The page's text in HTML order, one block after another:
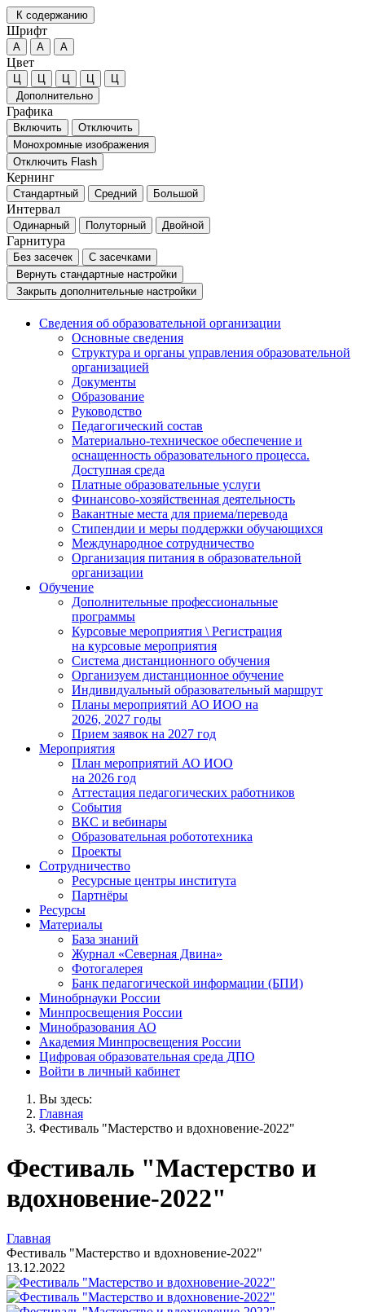
К содержанию
Шрифт
А А А
Цвет
Ц Ц Ц Ц
Ц
Дополнительно
Графика
Включить
Отключить
Монохромные изображения
Отключить Flash
Кернинг
Стандартный Средний Большой
Интервал
Одинарный Полуторный Двойной
Гарнитура
Без засечек
С засечками
Вернуть стандартные настройки
Закрыть дополнительные настройки
Сведения об образовательной организации
Основные сведения
Структура и органы управления образовательной
организацией
Документы
Образование
Руководство
Педагогический состав
Материально-техническое обеспечение и
оснащенность образовательного процесса.
Доступная среда
Платные образовательные услуги
Финансово-хозяйственная деятельность
Вакантные места для приема/перевода
Стипендии и меры поддержки обучающихся
Международное сотрудничество
Организация питания в образовательной
организации
Обучение
Дополнительные профессиональные
программы
Курсовые мероприятия \ Регистрация
на курсовые мероприятия
Система дистанционного обучения
Организуем дистанционное обучение
Индивидуальный образовательный маршрут
Планы мероприятий АО ИОО на
2026, 2027 годы
Прием заявок на 2027 год
Мероприятия
План мероприятий АО ИОО
на 2026 год
Аттестация педагогических работников
События
ВКС и вебинары
Образовательная робототехника
Проекты
Сотрудничество
Ресурсные центры института
Партнёры
Ресурсы
Материалы
База знаний
Журнал «Северная Двина»
Фотогалерея
Банк педагогической информации (БПИ)
Минобрнауки России
Минпросвещения России
Минобразования АО
Академия Минпросвещения России
Цифровая образовательная среда ДПО
Войти в личный кабинет
Вы здесь:
Главная
Фестиваль "Мастерство и вдохновение-2022"
Фестиваль "Мастерство и
вдохновение-2022"
Главная
Фестиваль "Мастерство и вдохновение-2022"
13.12.2022